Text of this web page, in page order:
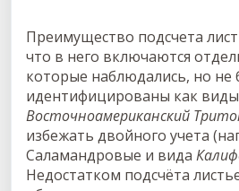
Преимущество подсчета
что в него включаются
которые наблюдались, но не
идентифицированы как
Восточноамериканский
избежать двойного учета
Саламандровые и вида
Недостатком подсчёта